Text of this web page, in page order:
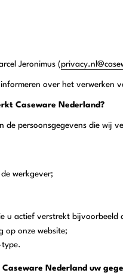
Jeronimus (
over het
Caseware Nederland?
de persoonsgegevens die wij
werkgever;
u actief verstrekt
op onze website;
type.
Nederland uw